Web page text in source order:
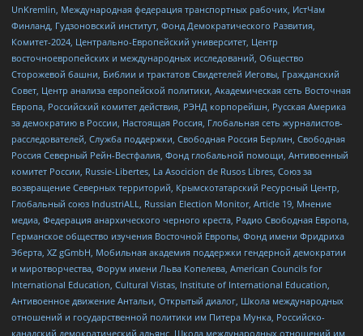
UnKremlin, Международная федерация транспортных рабочих, ИстЧам
Финланд, Гудзоновский институт, Фонд Демократического Развития,
Комитет-2024, Центрально-Европейский университет, Центр
восточноевропейских и международных исследований, Общество
Сторожевой башни, Библии и трактатов Свидетелей Иеговы, Гражданский
Совет, Центр анализа европейской политики, Академическая сеть Восточная
Европа, Российский комитет действия, РЭНД корпорейшн, Русская Америка
за демократию в России, Настоящая Россия, Глобальная сеть журналистов-
расследователей, Служба поддержки, Свободная Россия Берлин, Свободная
Россия Северный Рейн-Вестфалия, Фонд глобальной помощи, Антивоенный
комитет России, Russie-Libertes, La Asocicion de Rusos Libres, Союз за
возвращение Северных территорий, Крымскотатарский Ресурсный Центр,
Глобальный союз IndustriALL, Russian Election Monitor, Article 19, Мнение
медиа, Федерация анархического черного креста, Радио Свободная Европа,
Германское общество изучения Восточной Европы, Фонд имени Фридриха
Эберта, XZ gGmbH, Мобильная академия поддержки гендерной демократии
и миротворчества, Форум имени Льва Копелева, American Councils for
International Education, Cultural Vistas, Institute of International Education,
Антивоенное движение Антальи, Открытый диалог, Школа международных
отношений и государственной политики им Питера Мунка, Российско-
канадский демократический альянс, Школа международных отношений им